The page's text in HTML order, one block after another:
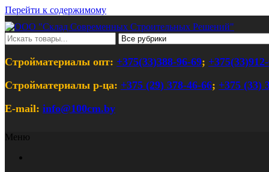
Перейти к содержимому
ООО "Склад Современных
Оптовый магазин строительных материалов
Стройматериалы опт: +375(33)388-96-69;
Стройматериалы р-ца: +375 (29) 378-46-66; +375 (33)
E-mail: info@100cm.by
Меню